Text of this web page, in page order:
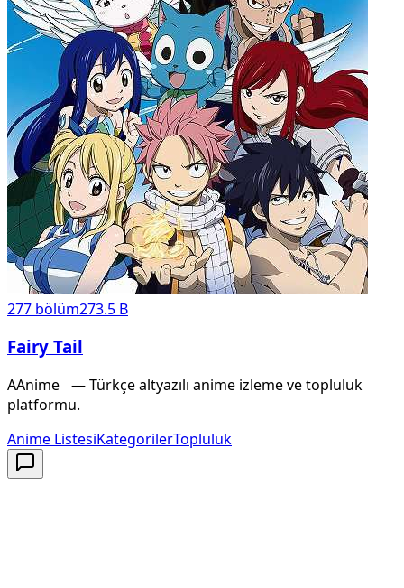
277 bölüm273.5 B
Fairy Tail
AAnime — Türkçe altyazılı anime izleme ve topluluk
platformu.
Anime ListesiKategorilerTopluluk